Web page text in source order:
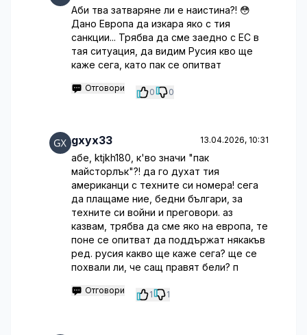
Аби тва затваряне ли е наистина?! 😳
Дано Европа да изкара яко с тия
санкции... Трябва да сме заедно с ЕС в
тая ситуация, да видим Русия кво ще
каже сега, като пак се опитват
Отговори 0 0
gxyx33 13.04.2026, 10:31
абе, ktjkh180, к'во значи "пак
майсторлък"?! да го духат тия
американци с техните си номера! сега
да плащаме ние, бедни българи, за
техните си войни и преговори. аз
казвам, трябва да сме яко на европа, те
поне се опитват да поддържат някакъв
ред. русия какво ще каже сега? ще се
похвали ли, че сащ правят бели? п
Отговори 1 1